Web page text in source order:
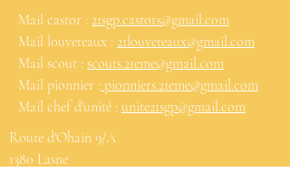
Mail castor : 21sgp.castors@gmail.com
Mail louveteaux : 21louveteaux@gmail.com
Mail scout : scouts.21eme@gmail.com
Mail pionnier : pionniers.21eme@gmail.com
Mail chef d'unité : unite21sgp@gmail.com
Route d'Ohain 9/A
1380 Lasne